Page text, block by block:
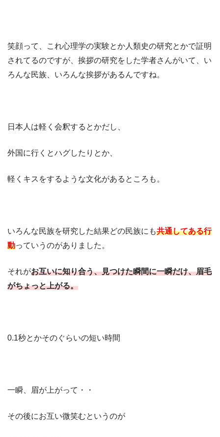
笑顔って、これ心理学の実験とか人類史の研究とかで証明
されてるのですが、挨拶の研究をした学者さんがいて、い
ろんな民族、いろんな挨拶があるんですね。
日本人は軽く会釈するとかだし、
外国に行くとハグしたりとか、
軽くキスをするような文化があるところも。
いろんな民族を研究した結果どの民族にも共通してある行
動っていうのがありました。
それがお互いに知り合う、見つけた瞬間に一瞬だけ、眉毛
がちょっと上がる。
0.1秒とかそのぐらいの短い時間
一瞬、眉が上がって・・
その後にお互い微笑むというのが